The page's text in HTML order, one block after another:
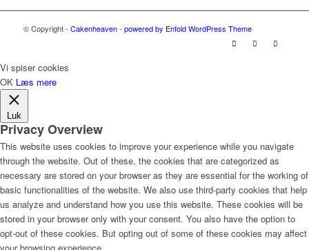
© Copyright - Cakenheaven- powered by Enfold WordPress Theme
Vi spiser cookies
OK Læs mere
Luk
Privacy Overview
This website uses cookies to improve your experience while you navigate
through the website. Out of these, the cookies that are categorized as
necessary are stored on your browser as they are essential for the working of
basic functionalities of the website. We also use third-party cookies that help
us analyze and understand how you use this website. These cookies will be
stored in your browser only with your consent. You also have the option to
opt-out of these cookies. But opting out of some of these cookies may affect
your browsing experience.